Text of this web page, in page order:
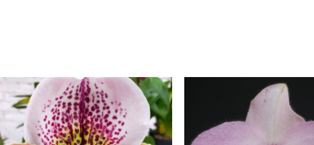
Rango
de
desde